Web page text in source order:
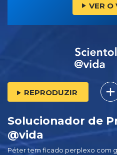
VER O
REPRODUZIR
Solucionador de
@vida
Péter tem ficado perplexo com